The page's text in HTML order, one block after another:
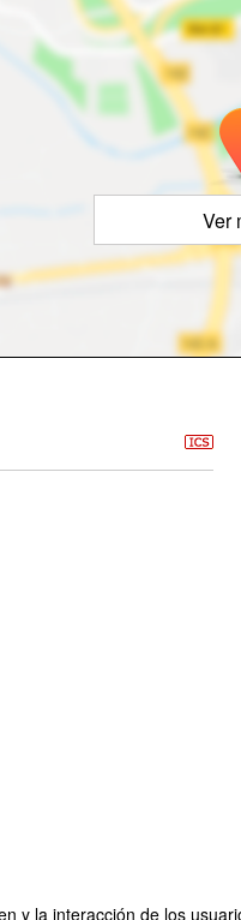
y la interacción de los
Ver
Derecho, RRII y Criminología.